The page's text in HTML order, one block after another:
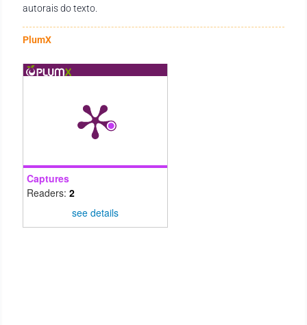
autorais do texto.
PlumX
Captures
Readers: 2
see details